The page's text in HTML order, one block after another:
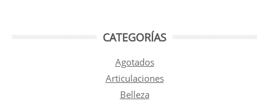
CATEGORÍAS
Agotados
Articulaciones
Belleza